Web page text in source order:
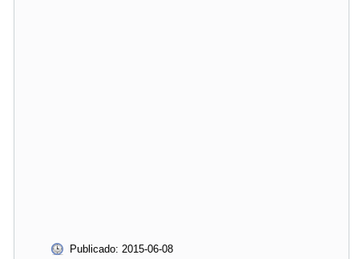
Publicado: 2015-06-08